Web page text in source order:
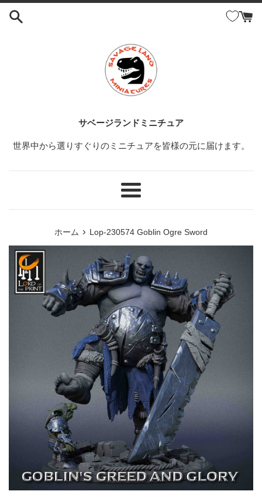
コ
サベージランドミニチュア
世界中から選りすぐりのミニチュアを皆様の元に届けます。
メ
ホーム › Lop-230574 Goblin Ogre Sword